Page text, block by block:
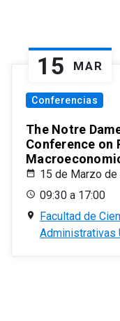
15 MAR
Conferencias
The Notre
Conference on
15 de Marzo
09:30 a 17:00
Facultad de
Administrativas